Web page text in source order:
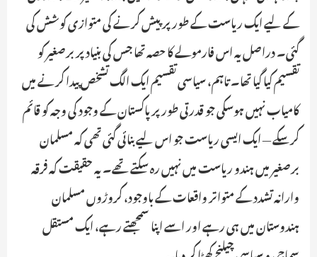
کے لیے ایک ریاست کے طور پر پیش کرنے کی متوازی کوشش کی
گئی۔ دراصل یہ اس فارمولے کا حصہ تھا جس کی بنیاد پر برصغیر کو
تقسیم کیا گیا تھا۔ تاہم، سیاسی تقسیم ایک الگ تشخص پیدا کرنے میں
کامیاب نہیں ہوسکی جو قدرتی طور پر پاکستان کے وجود کی وجہ کو قائم
کرسکے — ایک ایسی ریاست جو اس لیے بنائی گئی تھی کہ مسلمان
برصغیر میں ہندو ریاست میں نہیں رہ سکتے تھے۔ یہ حقیقت کہ فرقہ
وارانہ تشدد کے متواتر واقعات کے باوجود، کروڑوں مسلمان
ہندوستان میں ہی رہے اور اسے اپنا سمجھتے رہے، ایک مستقل